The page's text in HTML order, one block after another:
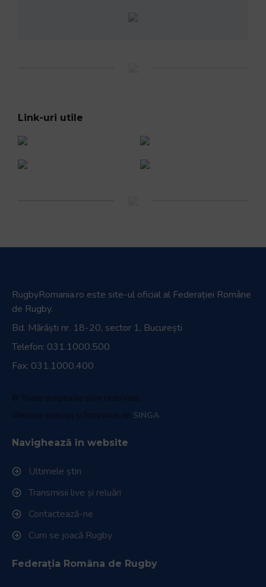
Link-uri utile
RugbyRomania.ro este site-ul oficial al Federației Române
de Rugby.
Bd. Mărăști nr. 18-20, sector 1, București
Telefon: 031.1000.500
Fax: 031.1000.400
© Toate drepturile sunt rezervate.
Website realizat și întreținut de SINGA
Navighează în website
Ultimele știri
Transmisii live și reluări
Contactează-ne
Cum se joacă Rugby
Federația Româna de Rugby